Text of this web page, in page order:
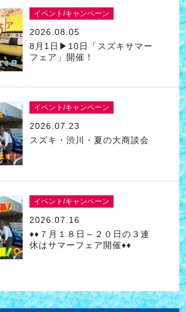
イベント/キャンペーン
2026.08.05
8月1日▶10日「スズキサマー
フェア」開催！
イベント/キャンペーン
2026.07.23
スズキ・渋川・夏の大商談会
イベント/キャンペーン
2026.07.16
♦♦７月１８日～２０日の３連
休はサマーフェア開催♦♦